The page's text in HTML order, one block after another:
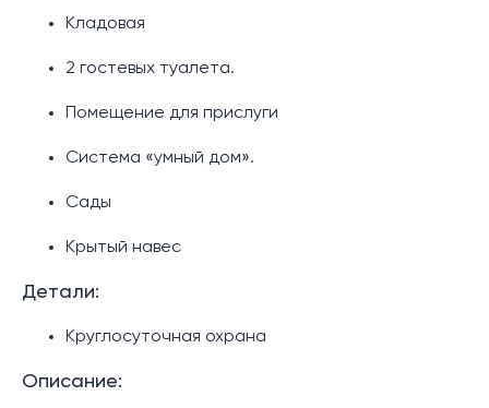
Кладовая
2 гостевых туалета.
Помещение для прислуги
Система «умный дом».
Сады
Крытый навес
Детали:
Круглосуточная охрана
Описание: